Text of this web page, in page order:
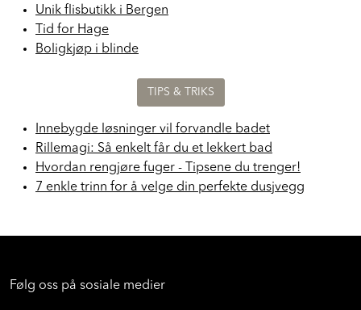
Unik flisbutikk i Bergen
Tid for Hage
Boligkjøp i blinde
TIPS & TRIKS
Innebygde løsninger vil forvandle badet
Rillemagi: Så enkelt får du et lekkert bad
Hvordan rengjøre fuger - Tipsene du trenger!
7 enkle trinn for å velge din perfekte dusjvegg
Følg oss på sosiale medier